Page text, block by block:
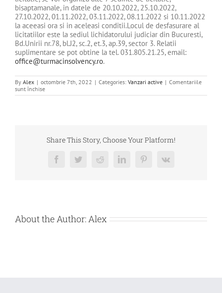
bisaptamanale, in datele de 20.10.2022, 25.10.2022,
27.10.2022, 01.11.2022, 03.11.2022, 08.11.2022 si 10.11.2022
la aceeasi ora si in aceleasi conditii.Locul de desfasurare al
licitatiilor este la sediul lichidatorului judiciar din Bucuresti,
Bd.Unirii nr.78, bl.J2, sc.2, et.3, ap.39, sector 3. Relatii
suplimentare se pot obtine la tel. 031.805.21.25, email:
office@turmacinsolvency.ro.
By Alex | octombrie 7th, 2022 | Categories: Vanzari active | Comentariile
sunt închisepentru
de
&
KASPER
Share This Story, Choose Your Platform!
FacebookTwitterRedditLinkedInPinterest
Vk
About the Author: Alex